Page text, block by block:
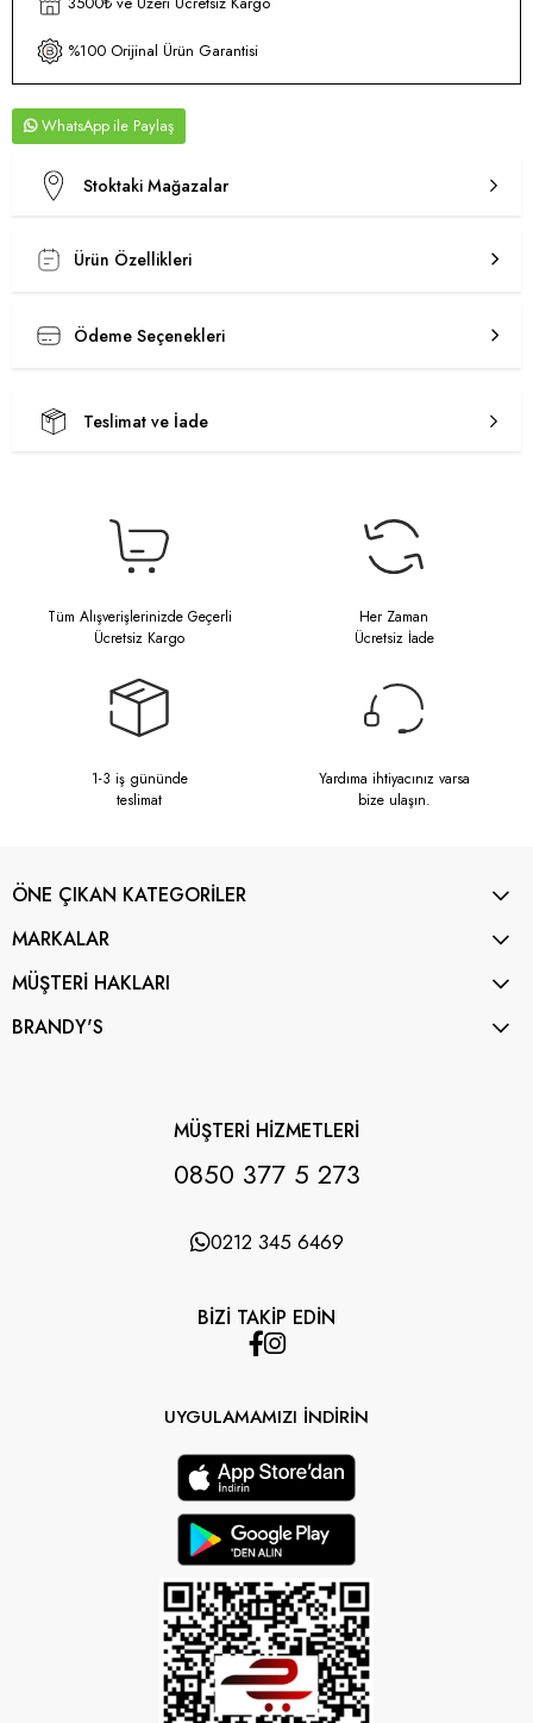
%100 Orijinal Ürün Garantisi
WhatsApp
Stoktaki Mağazalar
Ürün Özellikleri
Ödeme Seçenekleri
Teslimat ve İade
Tüm Alışverişlerinizde Geçerli
Ücretsiz Kargo
Her Zaman
Ücretsiz İade
1-3 iş gününde
teslimat
Yardıma ihtiyacınız varsa
bize ulaşın.
ÖNE ÇIKAN KATEGORİLER
MARKALAR
MÜŞTERİ HAKLARI
BRANDY'S
MÜŞTERİ HİZMETLERİ
0850 377 5 273
0212 345 6469
BİZİ TAKİP EDİN
UYGULAMAMIZI İNDİRİN